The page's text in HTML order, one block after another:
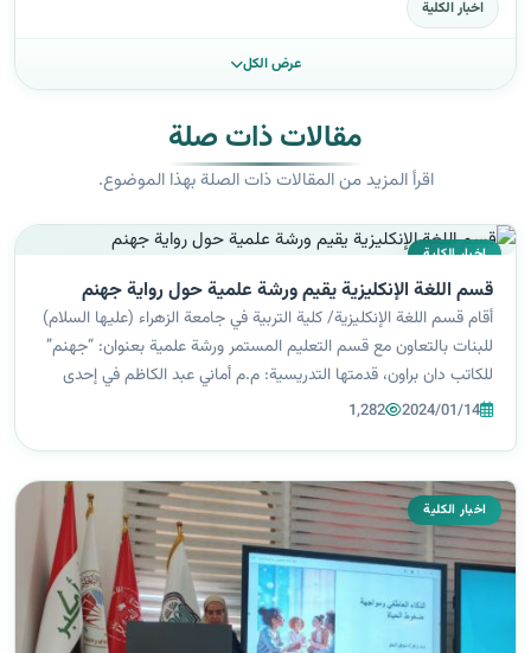
اخبار الكلية
عرض الكل
مقالات ذات صلة
اقرأ المزيد من المقالات ذات الصلة بهذا الموضوع.
اخبار الكلية
قسم اللغة الإنكليزية يقيم ورشة علمية حول رواية جهنم
أقام قسم اللغة الإنكليزية/ كلية التربية في جامعة الزهراء (عليها السلام)
للبنات بالتعاون مع قسم التعليم المستمر ورشة علمية بعنوان: “جهنم”
للكاتب دان براون، قدمتها التدريسية: م.م أماني عبد الكاظم في إحدى
قاعات القسم.حضر الورشة مجموعة من أعضاء الهيئة التدريسية وا...
2024/01/14
1,282
اخبار الكلية